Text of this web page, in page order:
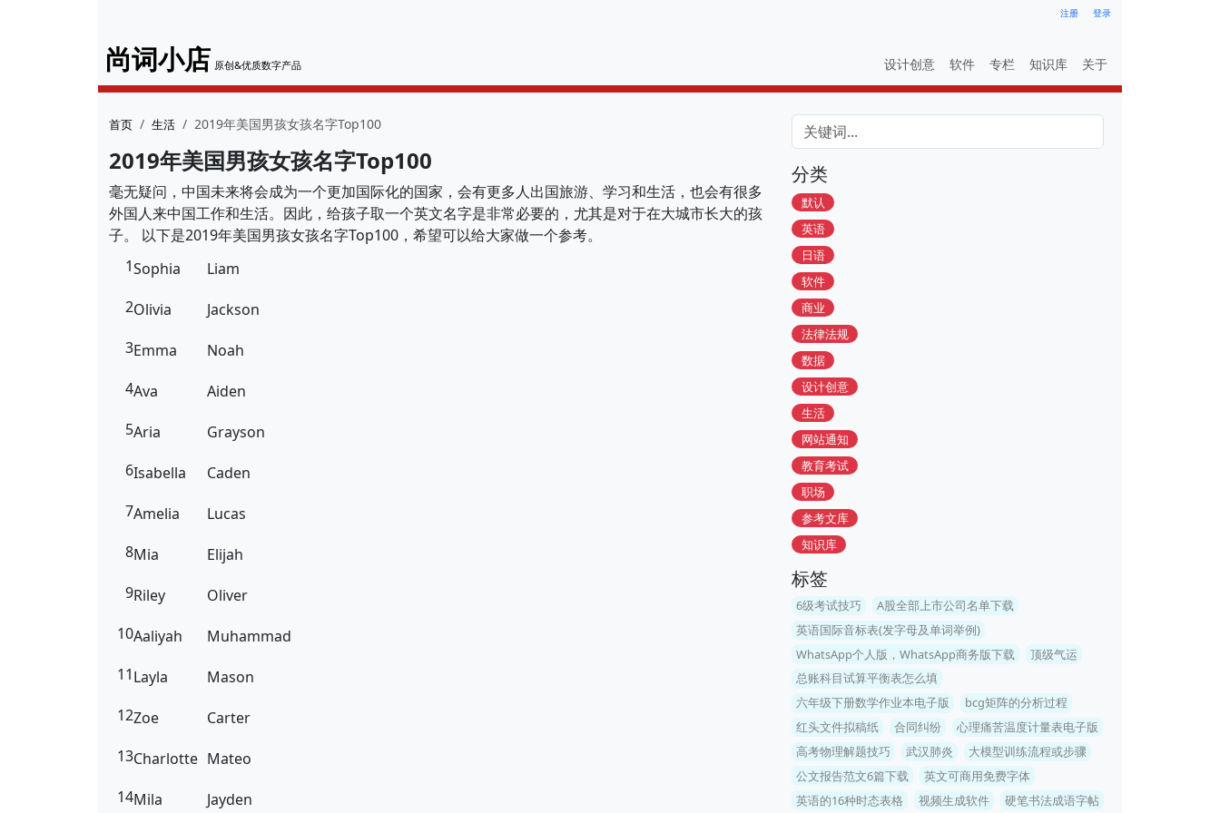
注册 登录
尚词小店 原创&优质数字产品 设计创意 软件 专栏 知识库 关于
首页 生活 2019年美国男孩女孩名字Top100
2019年美国男孩女孩名字Top100
毫无疑问，中国未来将会成为一个更加国际化的国家，会有更多人出国旅游、学习和生活，也会有很多
外国人来中国工作和生活。因此，给孩子取一个英文名字是非常必要的，尤其是对于在大城市长大的孩
子。 以下是2019年美国男孩女孩名字Top100，希望可以给大家做一个参考。
1Sophia
Liam
2Olivia
Jackson
3Emma
Noah
4Ava
Aiden
5Aria
Grayson
6Isabella
Caden
7Amelia
Lucas
8Mia
Elijah
9Riley
Oliver
10Aaliyah
Muhammad
11Layla
Mason
12Zoe
Carter
13Charlotte Mateo
14Mila Jayden
分类
默认
英语
日语
软件
商业
法律法规
数据
设计创意
生活
网站通知
教育考试
职场
参考文库
知识库
标签
6级考试技巧
A股全部上市公司名单下载
英语国际音标表(发字母及单词举例)
WhatsApp个人版，WhatsApp商务版下载
顶级气运
总账科目试算平衡表怎么填
六年级下册数学作业本电子版
bcg矩阵的分析过程
红头文件拟稿纸
合同纠纷
心理痛苦温度计量表电子版
高考物理解题技巧
武汉肺炎
大模型训练流程或步骤
公文报告范文6篇下载
英文可商用免费字体
英语的16种时态表格
视频生成软件 硬笔书法成语字帖